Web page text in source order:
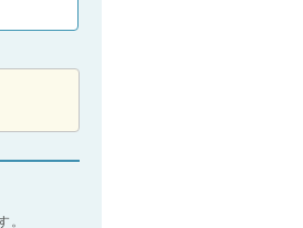
。